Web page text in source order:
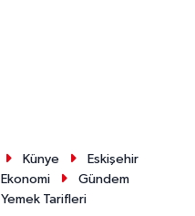
Künye
Eskişehir
Ekonomi
Gündem
Yemek Tarifleri